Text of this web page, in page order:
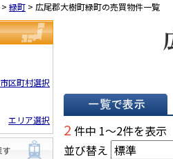
> 緑町 > 広尾郡大樹町緑町の売買物件一覧
市区町村選択
エリア選択
一覧で表示
2 件中 1～2件を表示
並び替え